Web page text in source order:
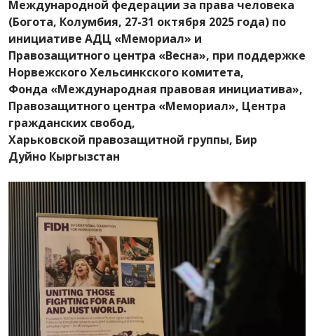
Международной федерации за права человека
(Богота, Колумбия, 27-31 октября 2025 года) по
инициативе АДЦ «Мемориал» и
Правозащитного центра «Весна», при поддержке
НорвежскогоХельсинкского комитета,
Фонда «Международная правовая инициатива»,
Правозащитного центра «Мемориал», Центра
гражданских свобод,
Харьковской правозащитной группы, Бир
Дуйно Кыргызстан